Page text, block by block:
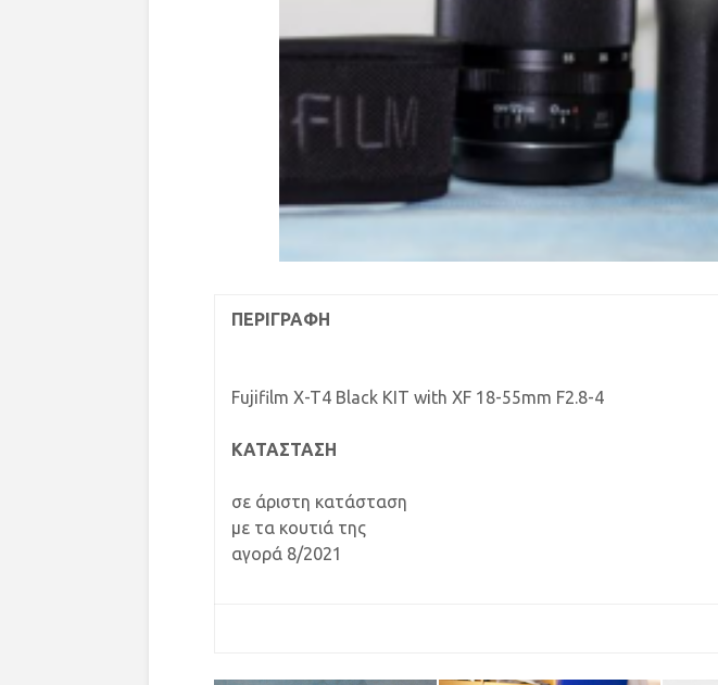
ΠΕΡΙΓΡΑΦΗ
Fujifilm X-T4 Black KIT with XF 18-55mm F2.8-4
ΚΑΤΑΣΤΑΣΗ
σε άριστη κατάσταση
με τα κουτιά της
αγορά 8/2021